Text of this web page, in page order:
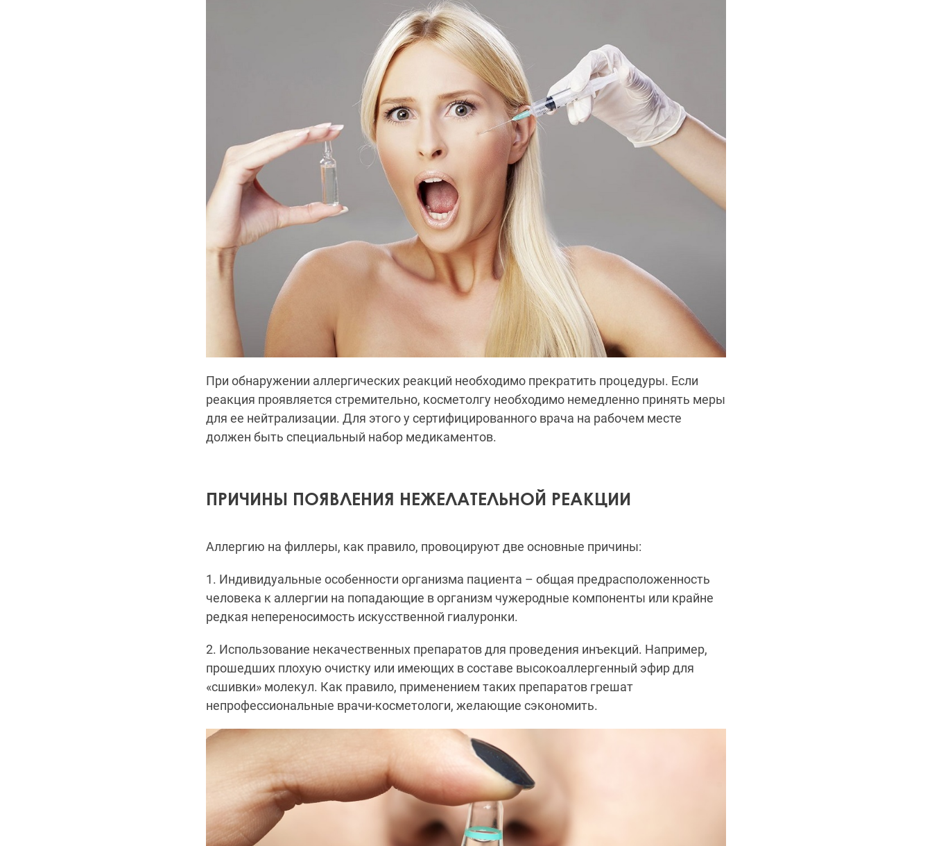
При обнаружении аллергических реакций необходимо прекратить процедуры. Если
реакция проявляется стремительно, косметолгу необходимо немедленно принять меры
для ее нейтрализации. Для этого у сертифицированного врача на рабочем месте
должен быть специальный набор медикаментов.
ПРИЧИНЫ ПОЯВЛЕНИЯ НЕЖЕЛАТЕЛЬНОЙ РЕАКЦИИ
Аллергию на филлеры, как правило, провоцируют две основные причины:
1. Индивидуальные особенности организма пациента – общая предрасположенность
человека к аллергии на попадающие в организм чужеродные компоненты или крайне
редкая непереносимость искусственной гиалуронки.
2. Использование некачественных препаратов для проведения инъекций. Например,
прошедших плохую очистку или имеющих в составе высокоаллергенный эфир для
«сшивки» молекул. Как правило, применением таких препаратов грешат
непрофессиональные врачи-косметологи, желающие сэкономить.